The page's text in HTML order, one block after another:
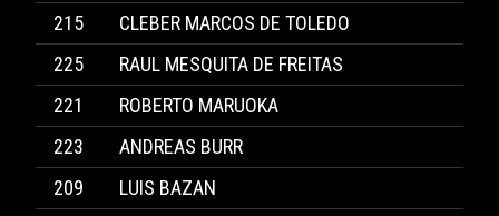
215
CLEBER MARCOS DE TOLEDO
225
RAUL MESQUITA DE FREITAS
221
ROBERTO MARUOKA
223
ANDREAS BURR
209
LUIS BAZAN